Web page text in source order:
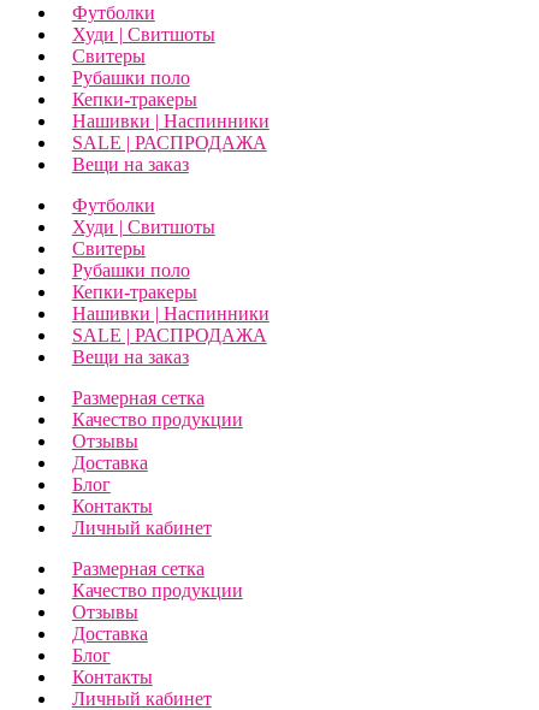
Футболки
Худи | Свитшоты
Свитеры
Рубашки поло
Кепки-тракеры
Нашивки | Наспинники
SALE | РАСПРОДАЖА
Вещи на заказ
Футболки
Худи | Свитшоты
Свитеры
Рубашки поло
Кепки-тракеры
Нашивки | Наспинники
SALE | РАСПРОДАЖА
Вещи на заказ
Размерная сетка
Качество продукции
Отзывы
Доставка
Блог
Контакты
Личный кабинет
Размерная сетка
Качество продукции
Отзывы
Доставка
Блог
Контакты
Личный кабинет